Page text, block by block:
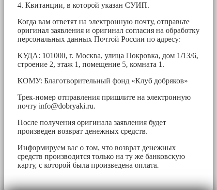
4. Квитанции, в которой указан СУИП.
Когда вам ответят на электронную почту, отправьте
оригинал заявления и оригинал согласия на обработку
персональных данных Почтой России по адресу:
КУДА: 101000, г. Москва, улица Покровка, дом 1/13/6,
строение 2, этаж 1, помещение 5, комната 1.
КОМУ: Благотворительный фонд «Клуб добряков»
Трек-номер отправления пришлите на электронную
почту info@dobryaki.ru.
После получения оригинала заявления будет
произведен возврат денежных средств.
Информируем вас о том, что возврат денежных
средств производится только на ту же банковскую
карту, с которой была произведена оплата.